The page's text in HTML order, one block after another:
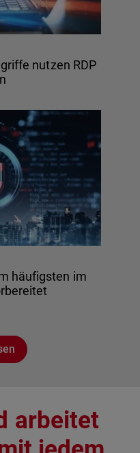
nutzen RDP
häufigsten im
arbeitet